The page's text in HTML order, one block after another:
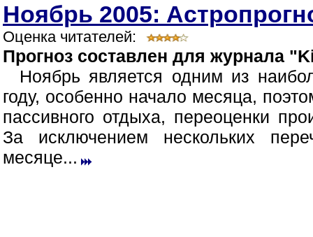
Ноябрь 2005:
Оценка читателей:
Прогноз составлен для журнала
Ноябрь является одним из
году, особенно начало месяца,
пассивного отдыха, переоценки
За исключением нескольких
месяце...